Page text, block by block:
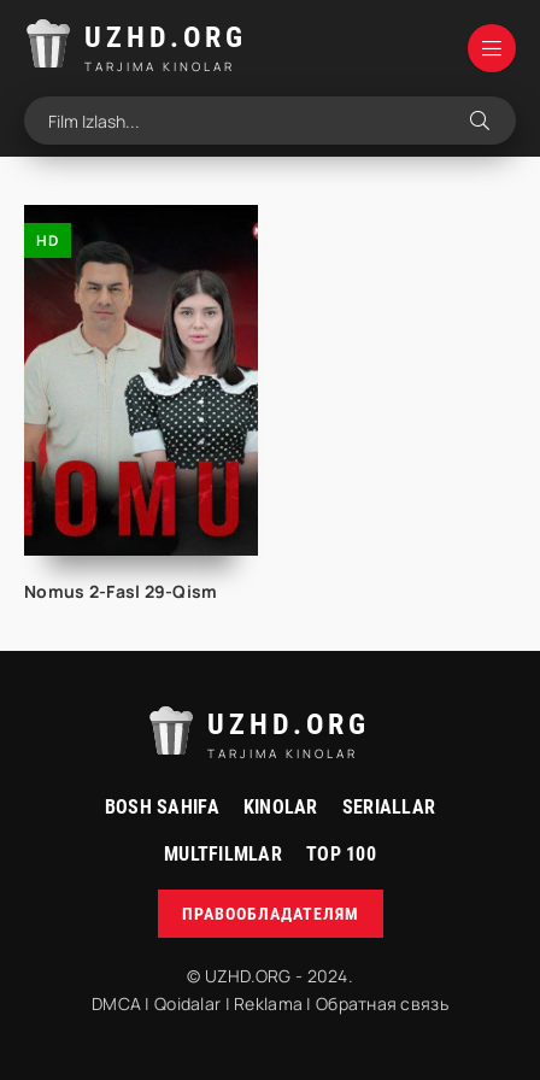
UZHD.ORG
TARJIMA KINOLAR
HD
Nomus 2-Fasl 29-Qism
UZHD.ORG
TARJIMA KINOLAR
BOSH SAHIFA KINOLAR SERIALLAR
MULTFILMLAR TOP 100
ПРАВООБЛАДАТЕЛЯМ
© UZHD.ORG - 2024.
DMCA |Qoidalar | Reklama | Обратная связь